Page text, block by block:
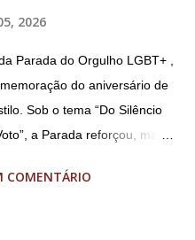
2026
Parada do Orgulho LGBT+ ,
do aniversário de
Sob o tema “Do Silêncio
a Parada reforçou, mais
da Glória, que estava
com diversos shows,
COMENTÁRIO